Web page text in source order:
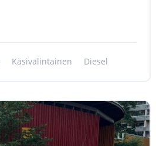
Käsivalintainen Diesel